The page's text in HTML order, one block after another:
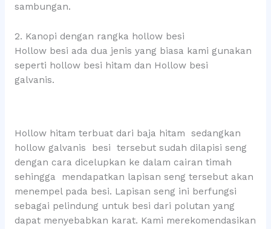
sambungan.
2. Kanopi dengan rangka hollow besi
Hollow besi ada dua jenis yang biasa kami gunakan
seperti hollow besi hitam dan Hollow besi
galvanis.
Hollow hitam terbuat dari baja hitam sedangkan
hollow galvanis besi tersebut sudah dilapisi seng
dengan cara dicelupkan ke dalam cairan timah
sehingga mendapatkan lapisan seng tersebut akan
menempel pada besi. Lapisan seng ini berfungsi
sebagai pelindung untuk besi dari polutan yang
dapat menyebabkan karat. Kami merekomendasikan